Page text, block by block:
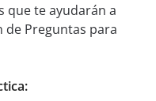
que te ayudarán a
Preguntas para